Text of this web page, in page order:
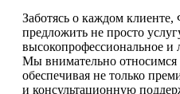
Заботясь о каждом
предложить не просто
высокопрофессиональное и
Мы внимательно относимся
обеспечивая не только
и консультационную